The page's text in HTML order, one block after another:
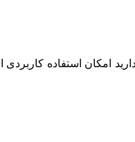
استفاده کاربردی